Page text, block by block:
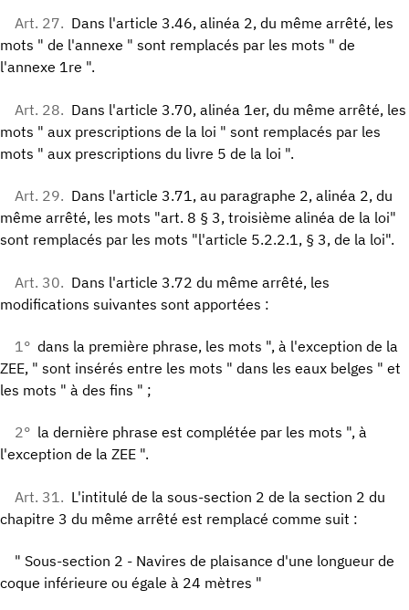
Art. 27. Dans l'article 3.46, alinéa 2, du même arrêté, les
mots " de l'annexe " sont remplacés par les mots " de
l'annexe 1re ".
Art. 28. Dans l'article 3.70, alinéa 1er, du même arrêté, les
mots " aux prescriptions de la loi " sont remplacés par les
mots " aux prescriptions du livre 5 de la loi ".
Art. 29. Dans l'article 3.71, au paragraphe 2, alinéa 2, du
même arrêté, les mots "art. 8 § 3, troisième alinéa de la loi"
sont remplacés par les mots "l'article 5.2.2.1, § 3, de la loi".
Art. 30. Dans l'article 3.72 du même arrêté, les
modifications suivantes sont apportées :
1° dans la première phrase, les mots ", à l'exception de la
ZEE, " sont insérés entre les mots " dans les eaux belges " et
les mots " à des fins " ;
2° la dernière phrase est complétée par les mots ", à
l'exception de la ZEE ".
Art. 31. L'intitulé de la sous-section 2 de la section 2 du
chapitre 3 du même arrêté est remplacé comme suit :
" Sous-section 2 - Navires de plaisance d'une longueur de
coque inférieure ou égale à 24 mètres "